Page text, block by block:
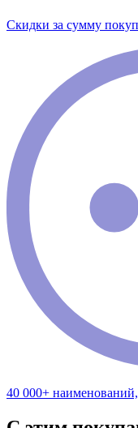
Скидки за сумму
40 000+